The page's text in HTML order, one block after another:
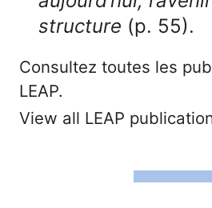
structure (p. 55).
Consultez toutes les
LEAP.
View all LEAP